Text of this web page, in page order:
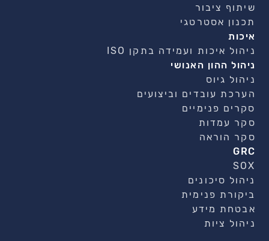
שיתוף ציבור
תכנון אסטרטגי
איכות
ניהול איכות ועמידה בתקן ISO
ניהול ההון האנושי
ניהול גיוס
הערכת עובדים וביצועים
סקרים פנימיים
סקר עמדות
סקר הוראה
GRC
SOX
ניהול סיכונים
ביקורת פנימית
אבטחת מידע
ניהול ציות